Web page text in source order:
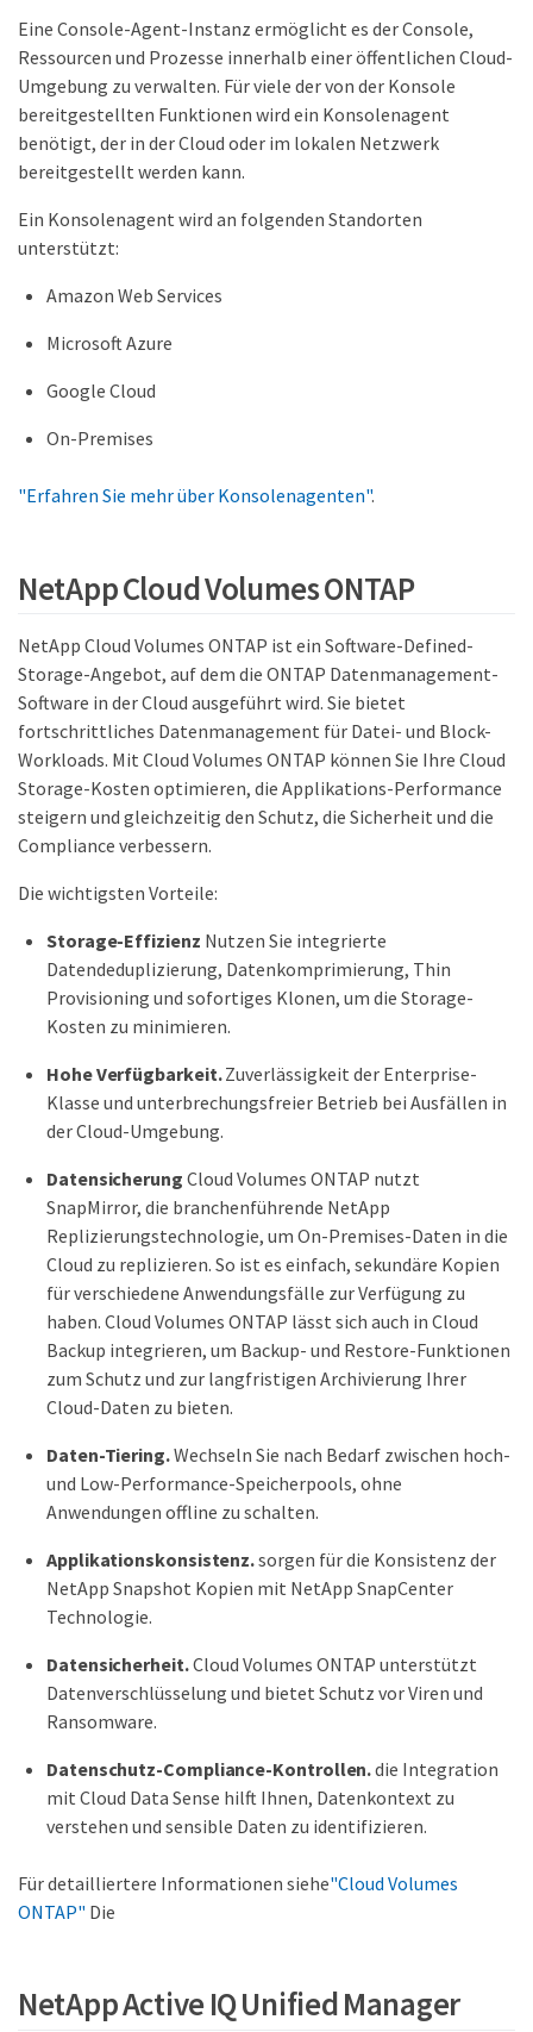
Eine Console-Agent-Instanz ermöglicht es der Console,
Ressourcen und Prozesse innerhalb einer öffentlichen Cloud-
Umgebung zu verwalten. Für viele der von der Konsole
bereitgestellten Funktionen wird ein Konsolenagent
benötigt, der in der Cloud oder im lokalen Netzwerk
bereitgestellt werden kann.
Ein Konsolenagent wird an folgenden Standorten
unterstützt:
Amazon Web Services
Microsoft Azure
Google Cloud
On-Premises
"Erfahren Sie mehr über Konsolenagenten".
NetApp Cloud Volumes ONTAP
NetApp Cloud Volumes ONTAP ist ein Software-Defined-
Storage-Angebot, auf dem die ONTAP Datenmanagement-
Software in der Cloud ausgeführt wird. Sie bietet
fortschrittliches Datenmanagement für Datei- und Block-
Workloads. Mit Cloud Volumes ONTAP können Sie Ihre Cloud
Storage-Kosten optimieren, die Applikations-Performance
steigern und gleichzeitig den Schutz, die Sicherheit und die
Compliance verbessern.
Die wichtigsten Vorteile:
Storage-Effizienz Nutzen Sie integrierte
Datendeduplizierung, Datenkomprimierung, Thin
Provisioning und sofortiges Klonen, um die Storage-
Kosten zu minimieren.
Hohe Verfügbarkeit.Zuverlässigkeit der Enterprise-
Klasse und unterbrechungsfreier Betrieb bei Ausfällen in
der Cloud-Umgebung.
Datensicherung Cloud Volumes ONTAP nutzt
SnapMirror, die branchenführende NetApp
Replizierungstechnologie, um On-Premises-Daten in die
Cloud zu replizieren. So ist es einfach, sekundäre Kopien
für verschiedene Anwendungsfälle zur Verfügung zu
haben. Cloud Volumes ONTAP lässt sich auch in Cloud
Backup integrieren, um Backup- und Restore-Funktionen
zum Schutz und zur langfristigen Archivierung Ihrer
Cloud-Daten zu bieten.
Daten-Tiering.Wechseln Sie nach Bedarf zwischen hoch-
und Low-Performance-Speicherpools, ohne
Anwendungen offline zu schalten.
Applikationskonsistenz.sorgen für die Konsistenz der
NetApp Snapshot Kopien mit NetApp SnapCenter
Technologie.
Datensicherheit.Cloud Volumes ONTAP unterstützt
Datenverschlüsselung und bietet Schutz vor Viren und
Ransomware.
Datenschutz-Compliance-Kontrollen.die Integration
mit Cloud Data Sense hilft Ihnen, Datenkontext zu
verstehen und sensible Daten zu identifizieren.
Für detailliertere Informationen siehe"Cloud Volumes
ONTAP" Die
NetApp Active IQ Unified Manager